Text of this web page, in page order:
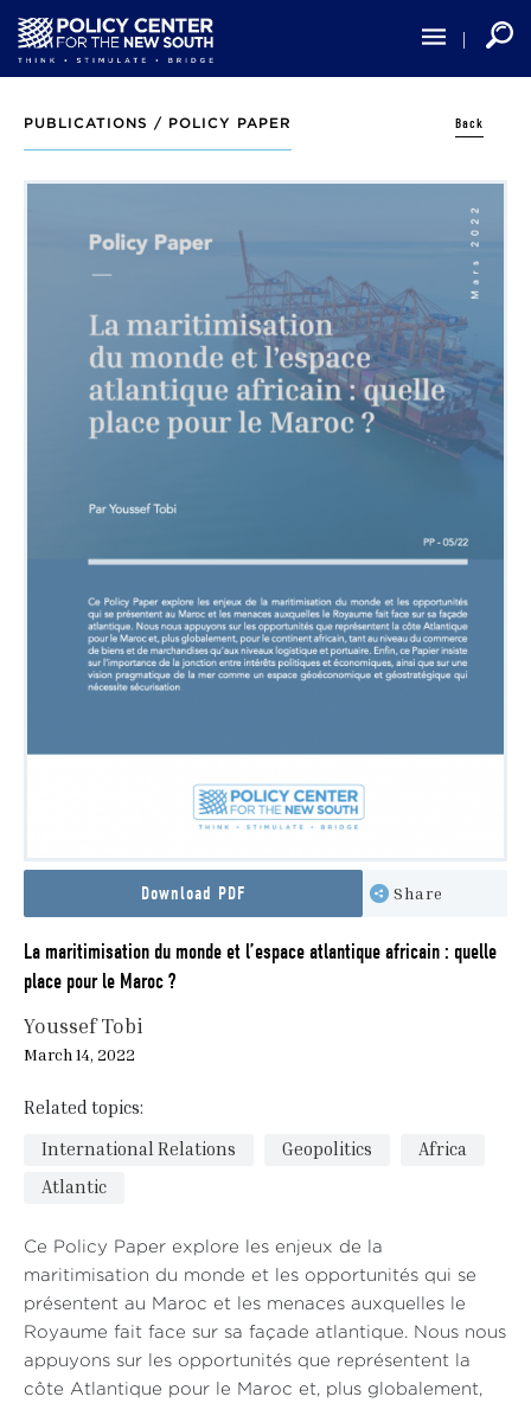
main
content
PUBLICATIONS / POLICY PAPER Back
Download PDF Share
La maritimisation du monde et l’espace atlantique africain : quelle
place pour le Maroc ?
Youssef Tobi
March 14, 2022
Related topics:
International Relations
Geopolitics
Africa
Atlantic
Ce Policy Paper explore les enjeux de la
maritimisation du monde et les opportunités qui se
présentent au Maroc et les menaces auxquelles le
Royaume fait face sur sa façade atlantique. Nous nous
appuyons sur les opportunités que représentent la
côte Atlantique pour le Maroc et, plus globalement,